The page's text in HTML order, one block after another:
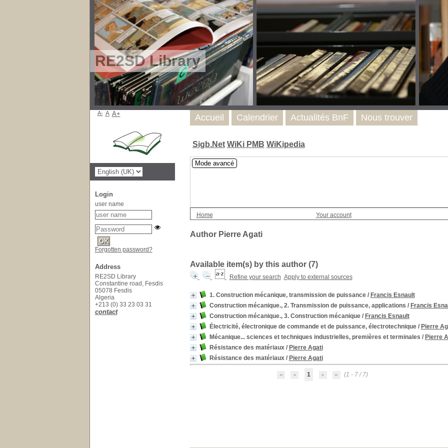
RE2SD Library
Sigb.Net WiKi PMB WiKipedia
Mode avancé
Home Your account
Author Pierre Agati
Available item(s) by this author (7)
Refine your search Apply to external sources
1. Construction mécanique, transmission de puissance/ Francis Esnault
Construction mécanique., 2. Transmission de puissance, applications / Francis
Construction mécanique., 3. Construction mécanique/ Francis Esnault
Électricité, électronique de commande et de puissance, électrotechnique/ Pierre
Mécanique... sciences et techniques industrielles, premières et terminales / Pierre
Résistance des matériaux/ Pierre Agati
Résistance des matériaux/ Pierre Agati
1 (1 - 7 / 7)
Accueil Calendrier Actualités BnF Nous trouver
A- A A+
Login
user name
Forgotten password?
Address
RE2SD Library
Constantine road, Fesdis
05078 Fesdis
Algeria
+213 (0) 33 23 03 31
contact